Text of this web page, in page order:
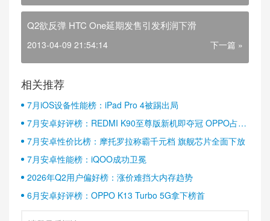
Q2欲反弹 HTC One延期发售引发利润下滑
2013-04-09 21:54:14 下一篇 »
相关推荐
7月iOS设备性能榜：iPad Pro 4被踢出局
7月安卓好评榜：REDMI K90至尊版新机即夺冠 OPPO占据
半壁江山
7月安卓性价比榜：摩托罗拉称霸千元档 旗舰芯片全面下放
7月安卓性能榜：iQOO成功卫冕
2026年Q2用户偏好榜：涨价难挡大内存趋势
6月安卓好评榜：OPPO K13 Turbo 5G拿下榜首